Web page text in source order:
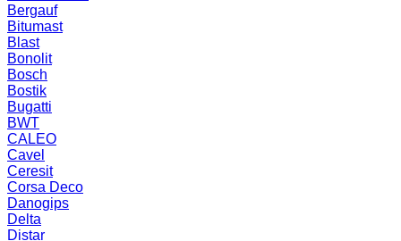
Bergauf
Bitumast
Blast
Bonolit
Bosch
Bostik
Bugatti
BWT
CALEO
Cavel
Ceresit
Corsa Deco
Danogips
Delta
Distar